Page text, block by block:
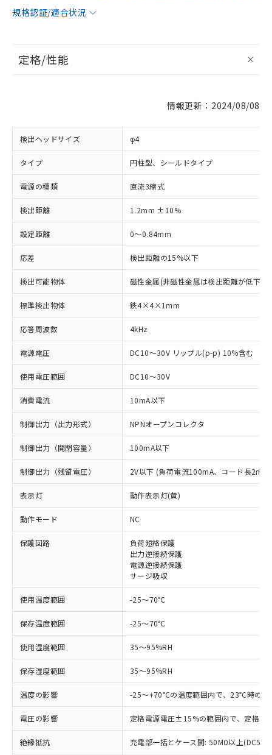
規格認証/適合状況
定格/性能
情報更新：2024/08/08
検出ヘッドサイズ φ4
タイプ 円柱型、シールドタイプ
電源の種類 直流3線式
検出距離 1.2mm ±10%
設定距離 0～0.84mm
応差 検出距離の15%以下
検出可能物体 磁性金属(非磁性金属は検出距離が低下し
標準検出物体 鉄4×4×1mm
応答周波数 4kHz
電源電圧 DC10～30V リップル(p-p) 10%含む
使用電圧範囲 DC10～30V
消費電流 10mA以下
制御出力（出力形式） NPNオープンコレクタ
制御出力（開閉容量） 100mA以下
制御出力（残留電圧） 2V以下 (負荷電流100mA、コード長2m時
表示灯 動作表示灯(黄)
動作モード NC
保護回路
負荷短絡保護
出力逆接続保護
電源逆接続保護
サージ吸収
使用温度範囲 -25～70℃
保存温度範囲 -25～70℃
使用湿度範囲 35～95%RH
保存湿度範囲 35～95%RH
温度の影響 -25～+70℃の温度範囲内で、23℃時の
電圧の影響 定格電源電圧±15%の範囲内で、定格電
絶縁抵抗 充電部一括とケース間: 50MΩ以上
以下の条件をお読みいただき、同意のうえ
ご利用ください。
本サービスは、当社制御機器事業取扱
商品の当社在庫状況および標準価格
(税抜)を提供させていただくもので
当社制御機器事業取扱商品の中には、
本サービスの対象外となる商品もある
ことをご了承ください。
在庫状況および標準価格照会結果は、
記載している更新日時点での社内デー
非含有に対応した製品が提供可能な商品で
対応予定：EU RoHS指令（10物質）の非含
有に対応した製品に切り替える予定のある
対応予定なし：EU RoHS指令（10物質）の
定はありません。
調査・確認中：EU RoHS指令（10物質）の
商品です。
非該当品：ライセンス料など無形物で、有
害物質有無と関係のない商品です。
仕入先様の事情により、非含有部品として
いたものが、含有品と判明した場合などや
むを得ず変更することがあります。
※1 中国RoHS○×表
基準値以下であることを示します。
「×」：最大均質材料含有率が中国RoHSの
基準値を超えていることを示します。
「－」：未確認です。当社販売部門へお問
い合わせください。
当社は、これら貴社製品のうち、外国
為替および外国貿易法に定める商品
（以下｢規制貨物等」という）を輸出